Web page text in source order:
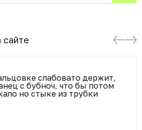
слабовато держит,
с бубноч, что бы потом
но стыке из трубки